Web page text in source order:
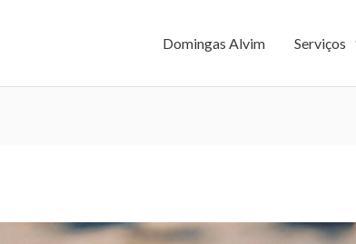
Domingas Alvim Serviços